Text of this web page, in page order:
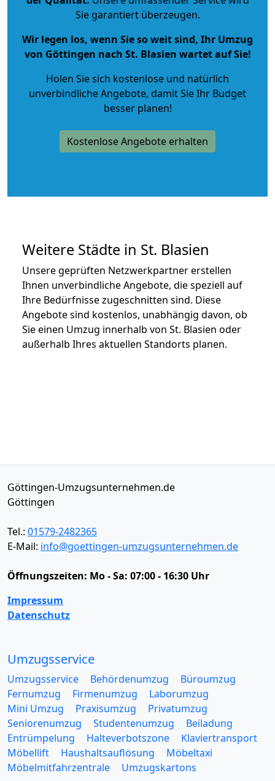
Sie garantiert überzeugen.
Wir legen los, wenn Sie so weit sind, Ihr Umzug
von Göttingen nach St. Blasien wartet auf Sie!
Holen Sie sich kostenlose und natürlich
unverbindliche Angebote, damit Sie Ihr Budget
besser planen!
Kostenlose Angebote erhalten
Weitere Städte in St. Blasien
Unsere geprüften Netzwerkpartner erstellen
Ihnen unverbindliche Angebote, die speziell auf
Ihre Bedürfnisse zugeschnitten sind. Diese
Angebote sind kostenlos, unabhängig davon, ob
Sie einen Umzug innerhalb von St. Blasien oder
außerhalb Ihres aktuellen Standorts planen.
Göttingen-Umzugsunternehmen.de
Göttingen
Tel.: 01579-2482365
E-Mail: info@goettingen-umzugsunternehmen.de
Öffnungszeiten: Mo - Sa: 07:00 - 16:30 Uhr
Impressum
Datenschutz
Umzugsservice
Umzugsservice Behördenumzug
Büroumzug
Fernumzug
Firmenumzug
Laborumzug
Mini Umzug
Praxisumzug
Privatumzug
Seniorenumzug
Studentenumzug
Beiladung
Entrümpelung
Halteverbotszone
Klaviertransport
Möbellift
Haushaltsauflösung
Möbeltaxi
Möbelmitfahrzentrale
Umzugskartons